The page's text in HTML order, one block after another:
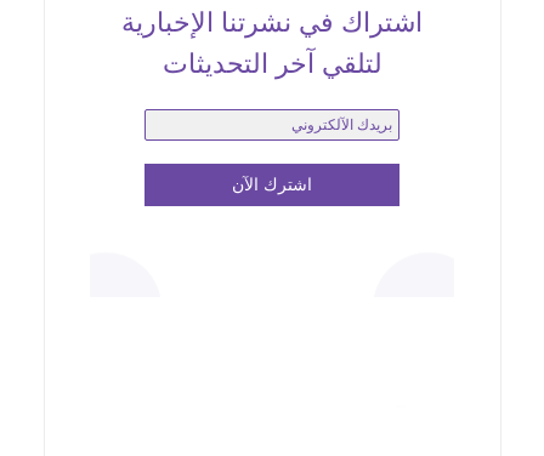
اشتراك في نشرتنا الإخبارية
لتلقي آخر التحديثات